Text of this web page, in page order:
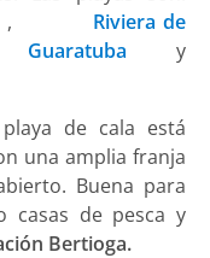
,
Riviera de
Guaratuba
y
de cala está
una amplia franja
Buena para
casas de pesca y
Bertioga.